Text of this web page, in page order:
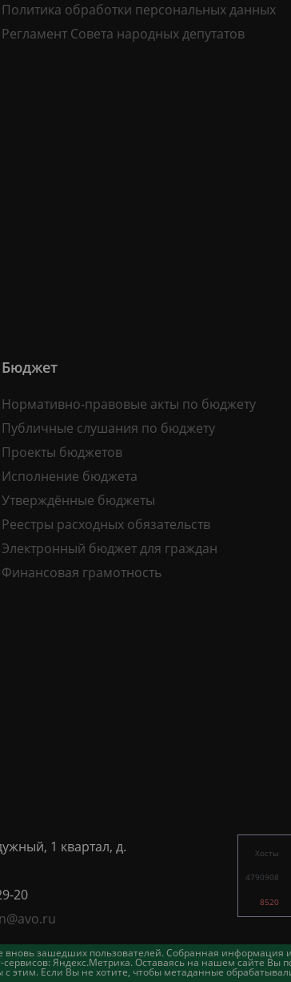
вновь зашедших пользователей. Собранная информация
Яндекс.Метрика. Оставаясь на нашем сайте Вы
Если Вы не хотите, чтобы метаданные
Политика обработки персональных данных
Регламент Совета народных депутатов
Бюджет
Нормативно-правовые акты по бюджету
Публичные слушания по бюджету
Проекты бюджетов
Исполнение бюджета
Утверждённые бюджеты
Реестры расходных обязательств
Электронный бюджет для граждан
Финансовая грамотность
1 квартал, д.
20
Хосты
4790908
8520